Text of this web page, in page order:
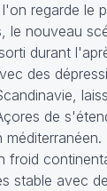
regarde le
le nouveau
durant
des
de
froid
stable avec